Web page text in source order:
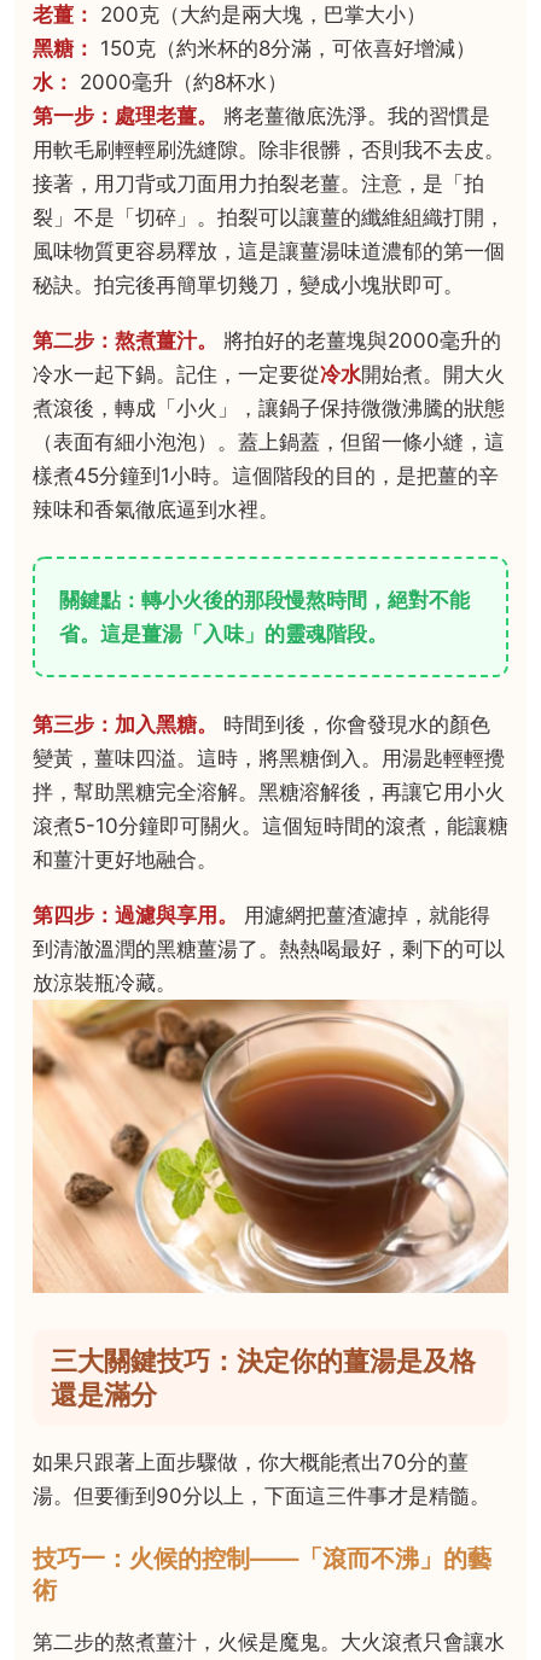
老薑： 200克（大約是兩大塊，巴掌大小）
黑糖： 150克（約米杯的8分滿，可依喜好增減）
水： 2000毫升（約8杯水）
第一步：處理老薑。
將老薑徹底洗淨。我的習慣是
用軟毛刷輕輕刷洗縫隙。除非很髒，否則我不去皮。
接著，用刀背或刀面用力拍裂老薑。注意，是「拍
裂」不是「切碎」。拍裂可以讓薑的纖維組織打開，
風味物質更容易釋放，這是讓薑湯味道濃郁的第一個
秘訣。拍完後再簡單切幾刀，變成小塊狀即可。
第二步：熬煮薑汁。
將拍好的老薑塊與2000毫升的
冷水一起下鍋。記住，一定要從冷水開始煮。開大火
煮滾後，轉成「小火」，讓鍋子保持微微沸騰的狀態
（表面有細小泡泡）。蓋上鍋蓋，但留一條小縫，這
樣煮45分鐘到1小時。這個階段的目的，是把薑的辛
辣味和香氣徹底逼到水裡。
關鍵點：轉小火後的那段慢熬時間，絕對不能
省。這是薑湯「入味」的靈魂階段。
第三步：加入黑糖。
時間到後，你會發現水的顏色
變黃，薑味四溢。這時，將黑糖倒入。用湯匙輕輕攪
拌，幫助黑糖完全溶解。黑糖溶解後，再讓它用小火
滾煮5-10分鐘即可關火。這個短時間的滾煮，能讓糖
和薑汁更好地融合。
第四步：過濾與享用。
用濾網把薑渣濾掉，就能得
到清澈溫潤的黑糖薑湯了。熱熱喝最好，剩下的可以
放涼裝瓶冷藏。
三大關鍵技巧：決定你的薑湯是及格
還是滿分
如果只跟著上面步驟做，你大概能煮出70分的薑
湯。但要衝到90分以上，下面這三件事才是精髓。
技巧一：火候的控制——「滾而不沸」的藝
術
第二步的熬煮薑汁，火候是魔鬼。大火滾煮只會讓水